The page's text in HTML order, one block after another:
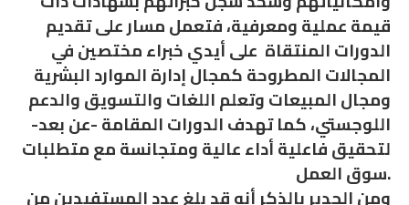
قيمة عملية ومعرفية، فتعمل مسار على تقديم
الدورات المنتقاة على أيدي خبراء مختصين في
المجالات المطروحة كمجال إدارة الموارد البشرية
ومجال المبيعات وتعلم اللغات والتسويق والدعم
اللوجستي، كما تهدف الدورات المقامة -عن بعد-
لتحقيق فاعلية أداء عالية ومتجانسة مع متطلبات
سوق العمل.